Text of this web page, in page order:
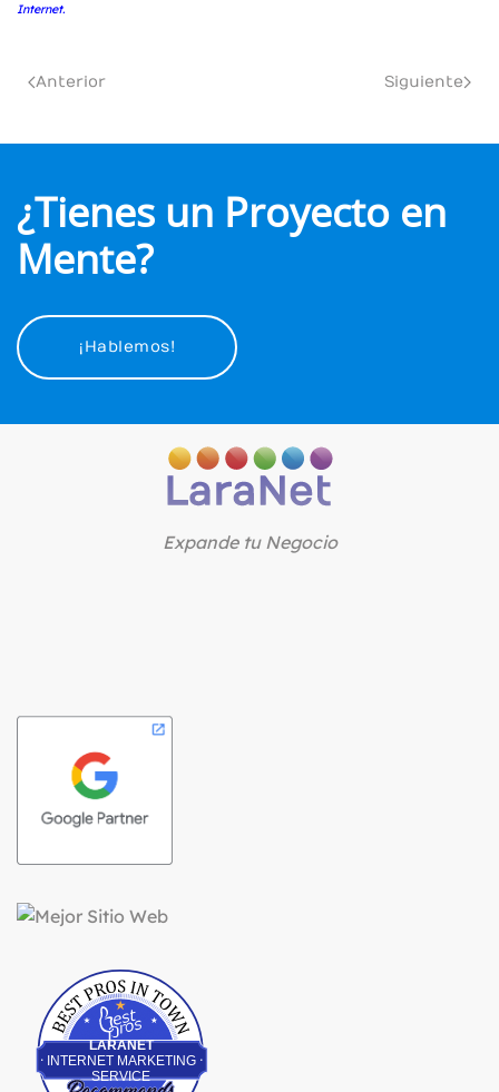
Internet.
Anterior Siguiente
¿Tienes un Proyecto en
Mente?
¡Hablemos!
Expande tu Negocio
LARANET
INTERNET MARKETING
SERVICE
Best Pros In Town